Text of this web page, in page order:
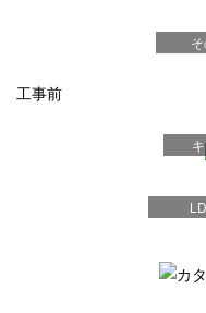
工事前